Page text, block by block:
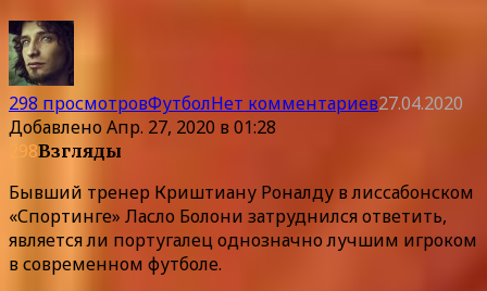
298 просмотровФутболНет комментариев27.04.2020
ДобавленоАпр. 27, 2020 в 01:28
298Взгляды
Бывший тренер Криштиану Роналду в лиссабонском
«Спортинге» Ласло Болони затруднился ответить,
является ли португалец однозначно лучшим игроком
в современном футболе.